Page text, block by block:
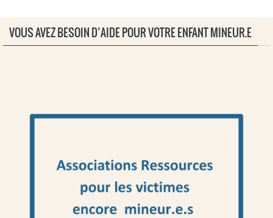
VOUS AVEZ BESOIN D’AIDE POUR VOTRE ENFANT MINEUR.E